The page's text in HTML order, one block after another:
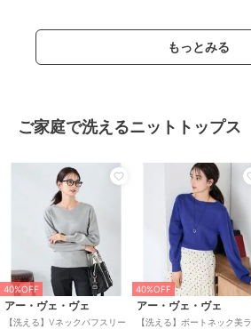
もっとみる
ご家庭で洗えるニットトップス
40%OFF
アー・ヴェ・ヴェ
【洗える】Vネックパフスリー
40%OFF
アー・ヴェ・ヴェ
【洗える】ボートネック美ラ